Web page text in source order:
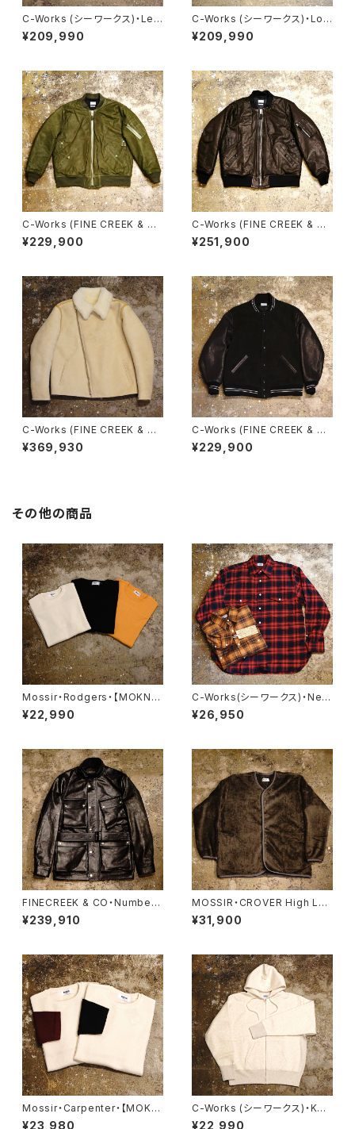
C-Works (シーワークス)・Lel
va【CWJK024】
¥209,990
C-Works (シーワークス)・Lo
mbardi【CWJK008】
¥209,990
C-Works (FINE CREEK & C
O)・L.E.A.・【CWJK028】
¥229,900
C-Works (FINE CREEK & C
O)・Lea・【CWJK028】
¥251,900
C-Works (FINE CREEK & C
O)・DOUT・【CWJK022】
¥369,930
C-Works (FINE CREEK & C
O)・LEAWARD・【CWJK020】
¥229,900
その他の商品
Mossir・Rodgers・【MOKN0
03】
¥22,990
C-Works(シーワークス)・Ner
d【CWST013】
¥26,950
FINECREEK & CO・Number.
7【ACCO002】
¥239,910
MOSSIR・CROVER High Lof
t【MOSW007】
¥31,900
Mossir・Carpenter・【MOKN
004】
¥23,980
C-Works (シーワークス)・KNE
VERSE【CWSW003】
¥22,990